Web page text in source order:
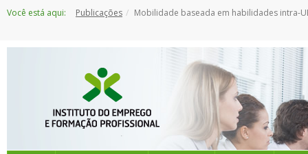
paraVocê está aqui: Publicações Mobilidade baseada em habilidades intra-UE de refugiados adultos : conclusões de um projeto-piloto do Cedefop entre a Grécia